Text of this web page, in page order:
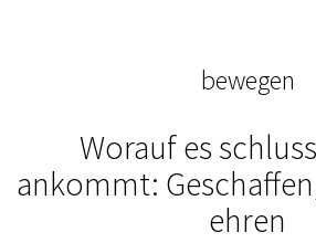
bewegen
Worauf es
ankommt:
ehren